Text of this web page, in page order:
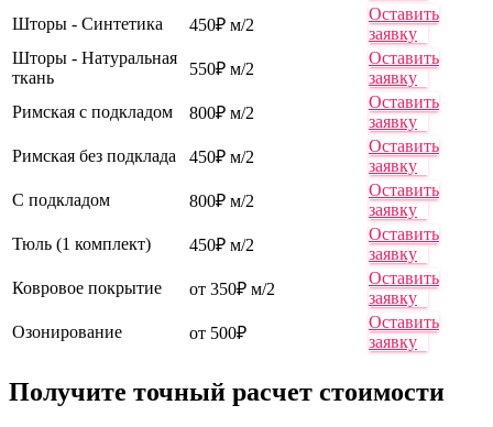
Шторы - Синтетика
450₽ м/2
Оставить
заявку
Шторы - Натуральная
ткань
550₽ м/2
Оставить
заявку
Римская с подкладом
800₽ м/2
Оставить
заявку
Римская без подклада
450₽ м/2
Оставить
заявку
С подкладом
800₽ м/2
Оставить
заявку
Тюль (1 комплект)
450₽ м/2
Оставить
заявку
Ковровое покрытие
от 350₽ м/2
Оставить
заявку
Озонирование
от 500₽
Оставить
заявку
Получите точный расчет стоимости